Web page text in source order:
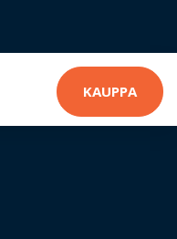
KAUPPA